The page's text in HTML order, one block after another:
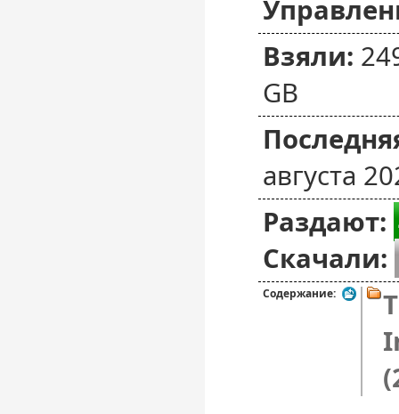
Взяли:
GB
августа
Раздают:
Скачали:
Содержание: